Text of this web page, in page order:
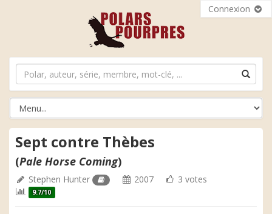
Connexion
Sept contre Thèbes
(Pale Horse Coming)
Stephen Hunter 2007 3 votes
9.7/10